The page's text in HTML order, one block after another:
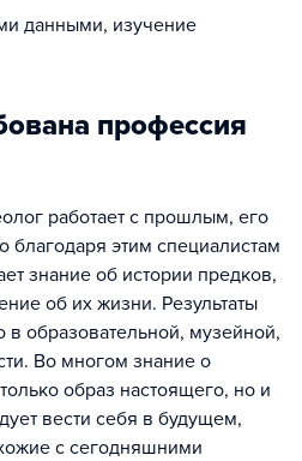
данными, изучение
профессия
работает с прошлым, его
благодаря этим специалистам
знание об истории предков,
об их жизни. Результаты
образовательной, музейной,
Во многом знание о
образ настоящего, но и
вести себя в будущем,
с сегодняшними